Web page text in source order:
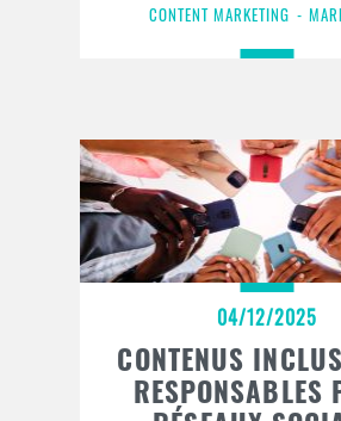
CONTENT MARKETING
04/12/2025
CONTENUS
RESPONSABLES